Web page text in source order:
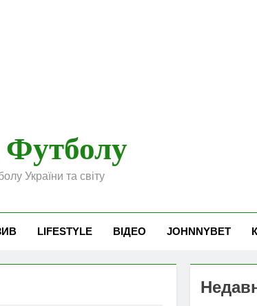
України та світу
LIFESTYLE ВІДЕО JOHNNYBET